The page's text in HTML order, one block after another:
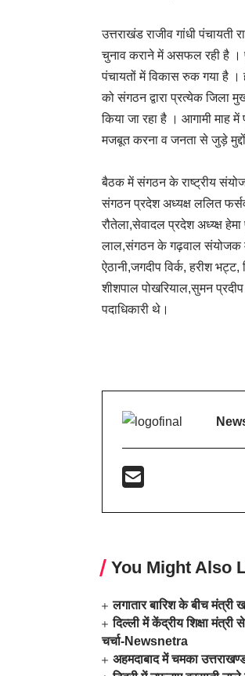
उत्तराखंड राजीव गांधी
चुनाव कराने में असफल रही है ।
पंचायतों में विकास रुक गया है ।
को संगठन द्वारा प्रत्येक जिला
किया जा रहा है । आगामी माह
मजबूत करना व जनता से जुड़े मुद्दों
बैठक में संगठन के राष्ट्रीय
संगठन प्रदेश अध्यक्ष ललित
रौतेला,सेवादल प्रदेश अध्य्क्ष
लाल,संगठन के गढ़वाल संयोजक
ऐठानी,जगदीप विर्क, हरीश
शीशपाल पोखरियाल,सुमन
पदाधिकारी थे।
You Might Also
लगातार बारिश के बीच मंत्री
दिल्ली में केंद्रीय शिक्षा
चर्चा-Newsnetra
अहमदाबाद में चमका